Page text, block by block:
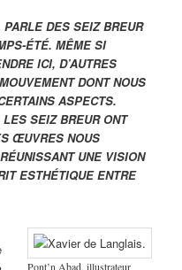
PARLE DES SEIZ BREUR
ÉTÉ. MÊME SI
ICI, D’AUTRES
DONT NOUS
ASPECTS.
LES SEIZ BREUR ONT
ŒUVRES NOUS
UNE VISION
ESTHÉTIQUE ENTRE
Pont’n Abad, illustrateur